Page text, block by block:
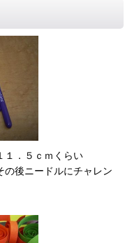
．５ｃｍくらい
の後ニードルにチャレン